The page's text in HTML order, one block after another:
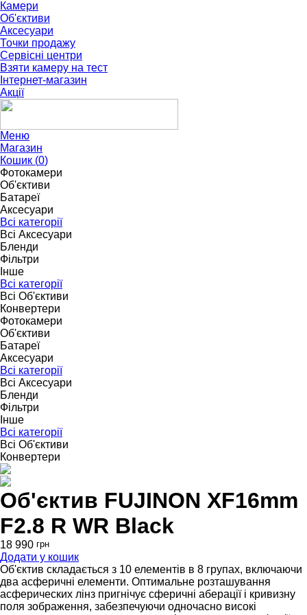
Камери
Об'єктиви
Аксесуари
Точки продажу
Сервісні центри
Взяти камеру на тест
Інтернет-магазин
Акції
Меню
Магазин
Кошик (0)
Фотокамери
Об'єктиви
Батареї
Аксесуари
Всі категорії
Всі Аксесуари
Бленди
Фільтри
Інше
Всі категорії
Всі Об'єктиви
Конвертери
Фотокамери
Об'єктиви
Батареї
Аксесуари
Всі категорії
Всі Аксесуари
Бленди
Фільтри
Інше
Всі категорії
Всі Об'єктиви
Конвертери
Об'єктив FUJINON XF16mm
F2.8 R WR Black
18 990 грн
Додати у кошик
Об'єктив складається з 10 елементів в 8 групах, включаючи
два асферичні елементи. Оптимальне розташування
асферических лінз пригнічує сферичні аберації і кривизну
поля зображення, забезпечуючи одночасно високі